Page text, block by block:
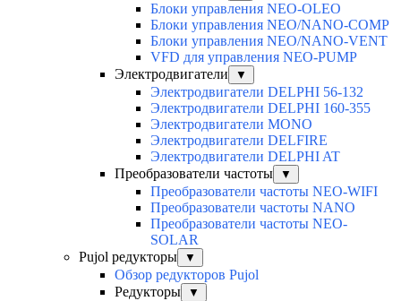
Блоки управления NEO-OLEO
Блоки управления NEO/NANO-COMP
Блоки управления NEO/NANO-VENT
VFD для управления NEO-PUMP
Электродвигатели
▼
Электродвигатели DELPHI 56-132
Электродвигатели DELPHI 160-355
Электродвигатели MONO
Электродвигатели DELFIRE
Электродвигатели DELPHI AT
Преобразователи частоты
▼
Преобразователи частоты NEO-WIFI
Преобразователи частоты NANO
Преобразователи частоты NEO-
SOLAR
Pujol редукторы
▼
Обзор редукторов Pujol
Редукторы
▼